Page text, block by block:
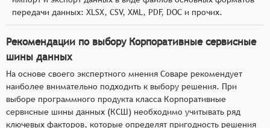
передачи данных: XLSX, CSV, XML, PDF, DOC и прочих.
Рекомендации по выбору Корпоративные сервисные
шины данных
На основе своего экспертного мнения Соваре рекомендует
наиболее внимательно подходить к выбору решения. При
выборе программного продукта класса Корпоративные
сервисные шины данных (КСШ) необходимо учитывать ряд
ключевых факторов, которые определят пригодность решения